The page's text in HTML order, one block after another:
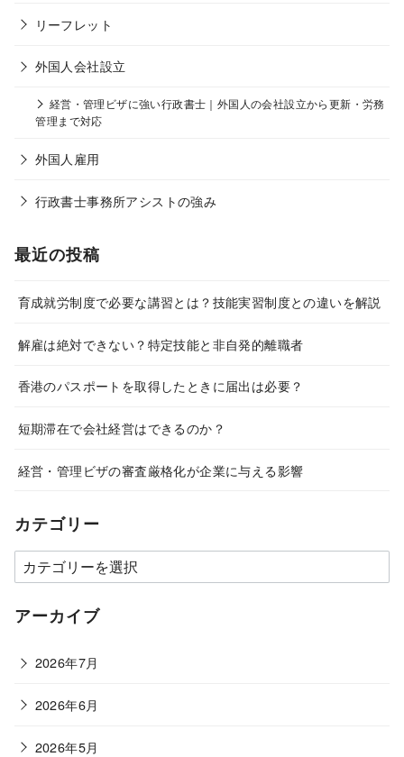
リーフレット
外国人会社設立
経営・管理ビザに強い行政書士｜外国人の会社設立から更新・労務
管理まで対応
外国人雇用
行政書士事務所アシストの強み
最近の投稿
育成就労制度で必要な講習とは？技能実習制度との違いを解説
解雇は絶対できない？特定技能と非自発的離職者
香港のパスポートを取得したときに届出は必要？
短期滞在で会社経営はできるのか？
経営・管理ビザの審査厳格化が企業に与える影響
カテゴリー
カ
テ
ゴ
ー
アーカイブ
2026年7月
2026年6月
2026年5月